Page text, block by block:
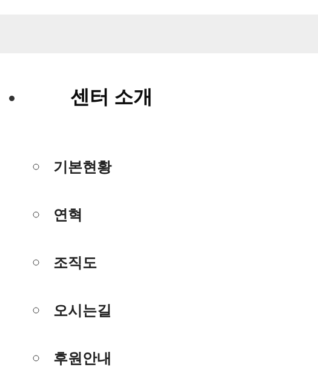
센터 소개
기본현황
연혁
조직도
오시는길
후원안내